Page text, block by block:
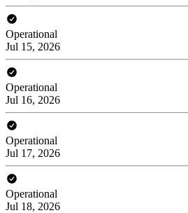
Operational
Jul 15, 2026
Operational
Jul 16, 2026
Operational
Jul 17, 2026
Operational
Jul 18, 2026